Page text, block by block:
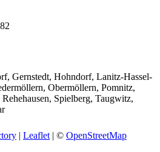
Gernstedt, Hohndorf, Lanitz-Hassel-
Obermöllern, Pomnitz,
Spielberg, Taugwitz,
| Leaflet | © OpenStreetMap